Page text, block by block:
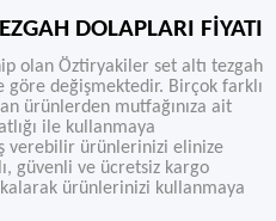
DOLAPLARI FİYATI
olan Öztiryakiler set altı tezgah
değişmektedir. Birçok farklı
ürünlerden mutfağınıza ait
ile kullanmaya
verebilir ürünlerinizi elinize
güvenli ve ücretsiz kargo
ürünlerinizi kullanmaya